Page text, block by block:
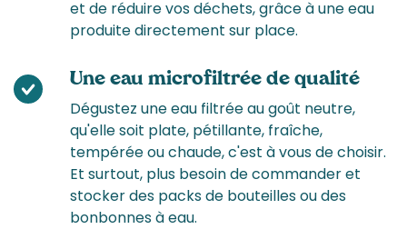
et de réduire vos déchets, grâce à une eau
produite directement sur place.
Une eau microfiltrée de qualité
Dégustez une eau filtrée au goût neutre,
qu'elle soit plate, pétillante, fraîche,
tempérée ou chaude, c'est à vous de choisir.
Et surtout, plus besoin de commander et
stocker des packs de bouteilles ou des
bonbonnes à eau.